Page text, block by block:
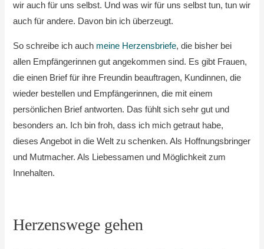
wir auch für uns selbst. Und was wir für uns selbst tun, tun wir
auch für andere. Davon bin ich überzeugt.
So schreibe ich auch meine Herzensbriefe, die bisher bei
allen Empfängerinnen gut angekommen sind. Es gibt Frauen,
die einen Brief für ihre Freundin beauftragen, Kundinnen, die
wieder bestellen und Empfängerinnen, die mit einem
persönlichen Brief antworten. Das fühlt sich sehr gut und
besonders an. Ich bin froh, dass ich mich getraut habe,
dieses Angebot in die Welt zu schenken. Als Hoffnungsbringer
und Mutmacher. Als Liebessamen und Möglichkeit zum
Innehalten.
Herzenswege gehen